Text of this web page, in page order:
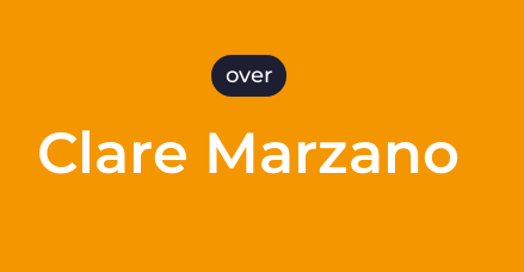
over
Clare Marzano